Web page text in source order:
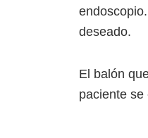
deseado.
El balón
paciente se